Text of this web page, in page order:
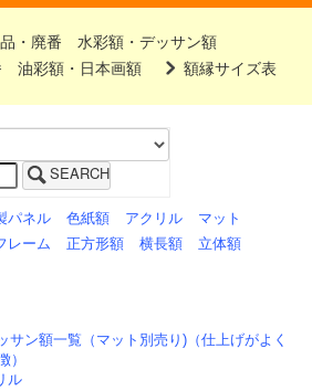
・廃番 水彩額・デッサン額
油彩額・日本画額
額縁サイズ表
SEARCH
パネル 色紙額 アクリル
マット
レーム 正方形額 横長額 立体額
ン額一覧（マット別売り)（仕上げがよく
）
ル